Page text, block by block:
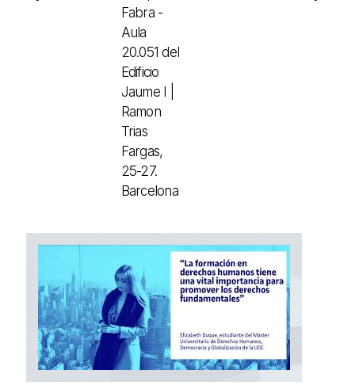
Fabra -
Aula
20.051 del
Edificio
Jaume I |
Ramon
Trias
Fargas,
25-27.
Barcelona